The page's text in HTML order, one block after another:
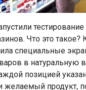
Что это такое?
специальные
в натуральную
позицией
желаемый продукт,